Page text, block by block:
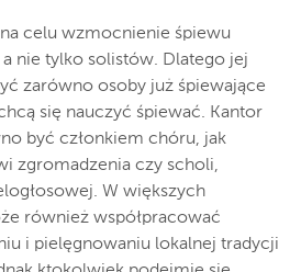
celu wzmocnienie śpiewu
nie tylko solistów. Dlatego jej
zarówno osoby już śpiewające
się nauczyć śpiewać. Kantor
być członkiem chóru, jak
zgromadzenia czy scholi,
W większych
również współpracować
i pielęgnowaniu lokalnej tradycji